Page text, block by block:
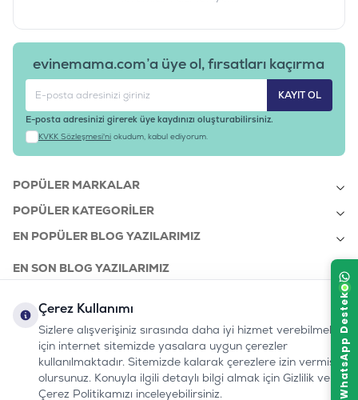
evinemama.com’a üye ol, fırsatları kaçırma
KAYIT OL
E-posta adresinizi girerek üye kaydınızı oluşturabilirsiniz.
KVKK Sözleşmesi'ni okudum, kabul ediyorum.
POPÜLER MARKALAR
POPÜLER KATEGORILER
EN POPÜLER BLOG YAZILARIMIZ
EN SON BLOG YAZILARIMIZ
bizi takip edin:
Instagram
Youtube
TiktokFacebook
Linkedin
www.evinemama.com
pati@evinemama.com
0232 7000 212
%100 MUTLU
MÜŞTERI HATTI
(haftaiçi 09.00-17.00)
Çerez Kullanımı
Sizlere alışverişiniz sırasında daha iyi hizmet verebilmek
için internet sitemizde yasalara uygun çerezler
kullanılmaktadır. Sitemizde kalarak çerezlere izin vermiş
olursunuz. Konuyla ilgili detaylı bilgi almak için Gizlilik ve
Çerez Politikamızı inceleyebilirsiniz.